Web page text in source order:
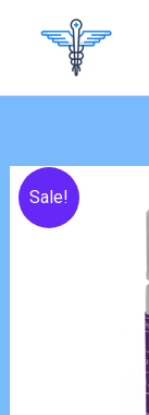
Sale!